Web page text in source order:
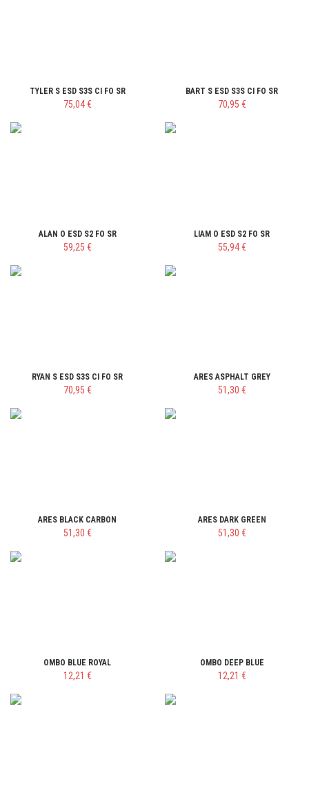
TYLER S ESD S3S CI FO SR
75,04 €
BART S ESD S3S CI FO SR
70,95 €
ALAN O ESD S2 FO SR
59,25 €
LIAM O ESD S2 FO SR
55,94 €
RYAN S ESD S3S CI FO SR
70,95 €
ARES ASPHALT GREY
51,30 €
ARES BLACK CARBON
51,30 €
ARES DARK GREEN
51,30 €
OMBO BLUE ROYAL
12,21 €
OMBO DEEP BLUE
12,21 €